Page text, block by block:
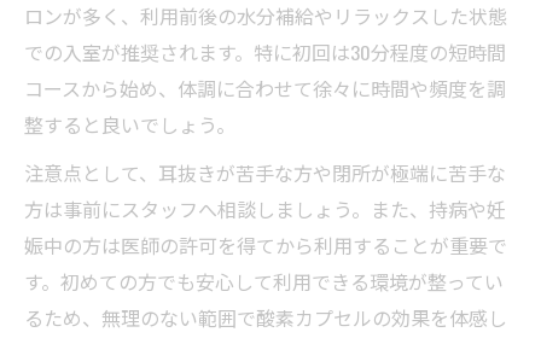
ロンが多く、利用前後の水分補給やリラックスした状態
での入室が推奨されます。特に初回は30分程度の短時間
コースから始め、体調に合わせて徐々に時間や頻度を調
整すると良いでしょう。
注意点として、耳抜きが苦手な方や閉所が極端に苦手な
方は事前にスタッフへ相談しましょう。また、持病や妊
娠中の方は医師の許可を得てから利用することが重要で
す。初めての方でも安心して利用できる環境が整ってい
るため、無理のない範囲で酸素カプセルの効果を体感し